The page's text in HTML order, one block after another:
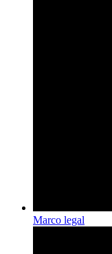
Marco legal